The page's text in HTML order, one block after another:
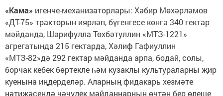
«Кама» игенче-механизаторлары: Хәбир Мөхәрләмов
«ДТ-75» тракторын иярләп, бүгенгесе көнгә 340 гектар
мәйданда, Шәрифулла Төхбәтуллин «МТЗ-1221»
агрегатында 215 гектарда, Хәлиф Гафиуллин
«МТЗ-82»дә 292 гектар мәйданда арпа, бодай, солы,
борчак кебек бөртекле һәм кузаклы культураларны җир
куенына иңдерделәр. Аларның фидакарь хезмәте
нәтиҗәсендә чәчүлек мәйданнарның өчтән бер өлеше